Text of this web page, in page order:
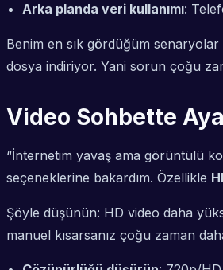
Arka planda veri kullanımı:
Benim en sık gördüğüm
dosya indiriyor. Yani sorun çoğu
Video Sohbette
“İnternetim yavaş ama görüntülü
seçeneklerine bakardım. Özellikle
Şöyle düşünün: HD video daha
manuel kısarsanız çoğu zaman